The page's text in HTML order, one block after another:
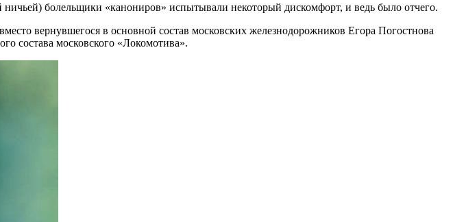
болельщики «канониров» испытывали некоторый дискомфорт, и ведь было отчего.
вернувшегося в основной состав московских железнодорожников Егора Погостнова
состава московского «Локомотива».